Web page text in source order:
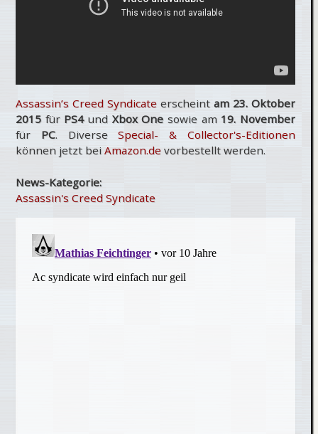
Assassin’s Creed Syndicate erscheint am 23. Oktober
2015für PS4und Xbox Onesowie am 19. November
für PC. DiverseSpecial- & Collector's-Editionen
können jetzt bei Amazon.de vorbestellt werden.
News-Kategorie:
Assassin's Creed Syndicate